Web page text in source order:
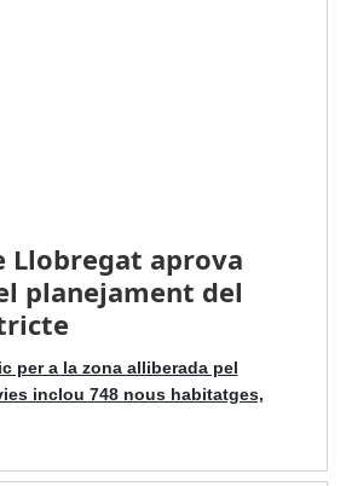
Llobregat aprova
planejament del
per a la zona alliberada pel
inclou 748 nous habitatges,